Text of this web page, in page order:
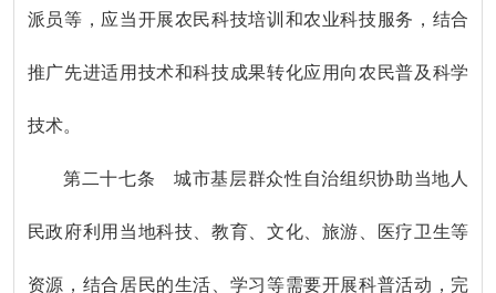
派员等，应当开展农民科技培训和农业科技服务，结合
推广先进适用技术和科技成果转化应用向农民普及科学
技术。
第二十七条 城市基层群众性自治组织协助当地人
民政府利用当地科技、教育、文化、旅游、医疗卫生等
资源，结合居民的生活、学习等需要开展科普活动，完